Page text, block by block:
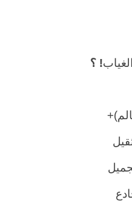
! ؟